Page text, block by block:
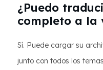
¿Puedo
completo a la
Sí. Puede cargar su
junto con todos los